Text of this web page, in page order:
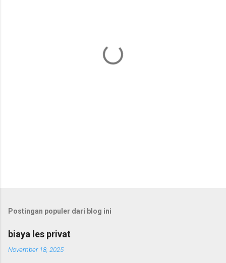
Postingan populer dari blog ini
biaya les privat
November 18, 2025